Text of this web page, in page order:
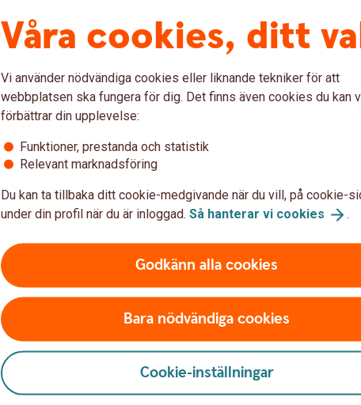
eventuella möbler eller annat
vinden.
kan det vara bra
så att släpljus bildas,
skimmer, ungefär
tecken på mikrobiell påväxt
inte är kopplade till vatten
bort växtlighet på hus som
trädgårdsplantor.
för till exempel
med mera som du
du tidigt i pipen när våren
jobbet utförs.
Undersök var du
för dränering
sand eller annan
Kan påbörjas så
genomföra året
fuktskydd vid
Våra cookies, ditt
Vi använder nödvändiga cookies eller liknande tekniker för att
webbplatsen ska fungera för dig. Det finns även cookies du kan
förbättrar din upplevelse:
Funktioner, prestanda och statistik
Relevant marknadsföring
Du kan ta tillbaka ditt cookie-medgivande när du vill, på cookie-
under din profil när du är inloggad. Så hanterar vi cookies .
Godkänn alla cookies
Bara nödvändiga cookies
Cookie-inställningar